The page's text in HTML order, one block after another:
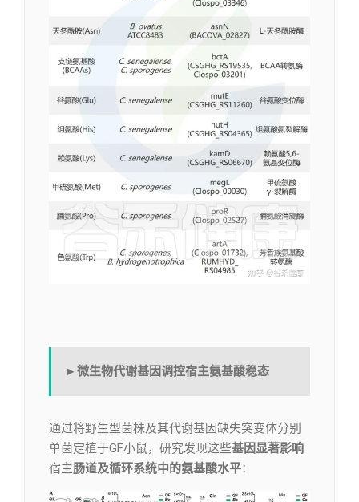
▸ 微生物代谢基因调控宿主氨基酸稳态
通过将野生型菌株及其代谢基因缺失突变体分别
单菌定植于GF小鼠，研究发现这些基因显著影响
宿主肠道及循环系统中的氨基酸水平：